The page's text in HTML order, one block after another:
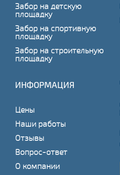
Забор на детскую
площадку
Забор на спортивную
площадку
Забор на строительную
площадку
ИНФОРМАЦИЯ
Цены
Наши работы
Отзывы
Вопрос-ответ
О компании